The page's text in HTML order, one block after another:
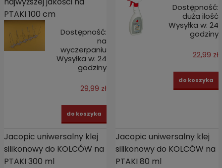
PTAKI 100 cm
Dostępność:
na
wyczerpaniu
Wysyłka w: 24
godziny
29,99 zł
do koszyka
Dostępność:
duża ilość
Wysyłka w: 24
godziny
22,99 zł
do koszyka
Jacopic uniwersalny klej
silikonowy do KOLCÓW na
PTAKI 300 ml
Jacopic uniwersalny klej
silikonowy do KOLCÓW na
PTAKI 80 ml